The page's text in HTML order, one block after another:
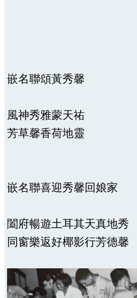
嵌名聯頌黃秀馨
風神秀雅蒙天祐
芳草馨香荷地靈
嵌名聯喜迎秀馨回娘家
闔府暢遊土耳其天真地秀
同窗樂返好椰影行芳德馨